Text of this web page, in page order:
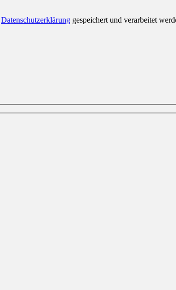
Datenschutzerklärung gespeichert und verarbeitet